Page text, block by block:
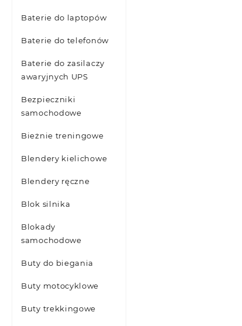
Baterie do laptopów
Baterie do telefonów
Baterie do zasilaczy
awaryjnych UPS
Bezpieczniki
samochodowe
Bieżnie treningowe
Blendery kielichowe
Blendery ręczne
Blok silnika
Blokady
samochodowe
Buty do biegania
Buty motocyklowe
Buty trekkingowe